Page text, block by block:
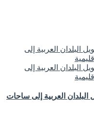
العربية إلى ساحات